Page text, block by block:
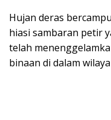
Hujan deras
hiasi sambaran petir
telah
binaan di dalam